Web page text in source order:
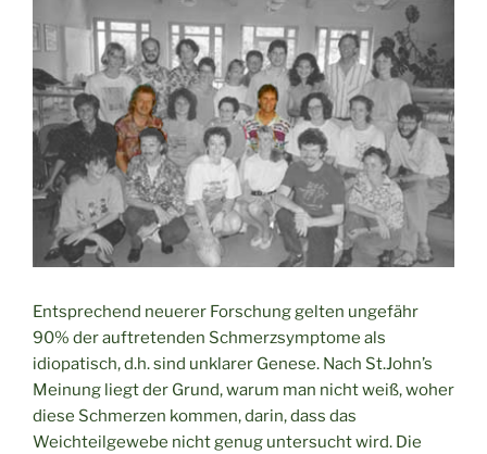
Entsprechend neuerer Forschung gelten ungefähr
90% der auftretenden Schmerzsymptome als
idiopatisch, d.h. sind unklarer Genese. Nach St.John’s
Meinung liegt der Grund, warum man nicht weiß, woher
diese Schmerzen kommen, darin, dass das
Weichteilgewebe nicht genug untersucht wird. Die